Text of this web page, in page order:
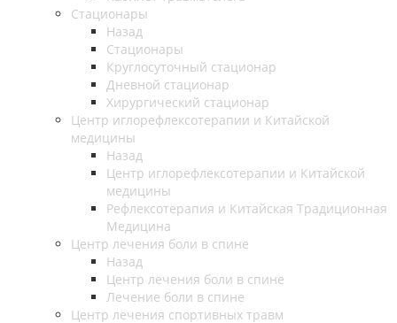
Стационары
Назад
Стационары
Круглосуточный стационар
Дневной стационар
Хирургический стационар
Центр иглорефлексотерапии и Китайской
медицины
Назад
Центр иглорефлексотерапии и Китайской
медицины
Рефлексотерапия и Китайская Традиционная
Медицина
Центр лечения боли в спине
Назад
Центр лечения боли в спине
Лечение боли в спине
Центр лечения спортивных травм